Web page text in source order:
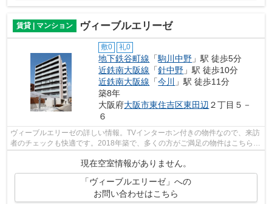
賃貸 | マンション ヴィーブルエリーゼ
敷0 礼0
地下鉄谷町線 「駒川中野 」駅 徒歩5分
近鉄南大阪線 「針中野 」駅 徒歩10分
近鉄南大阪線 「今川
」駅 徒歩11分
築8年
大阪府大阪市東住吉区東田辺 ２丁目５－
６
ヴィーブルエリーゼの詳しい情報。TVインターホン付きの物件なので、来訪
者のチェックも快適です。2018年築で、多くの方がご満足の物件はこちらで
現在空室情報がありません。
「ヴィーブルエリーゼ」への
お問い合わせはこちら